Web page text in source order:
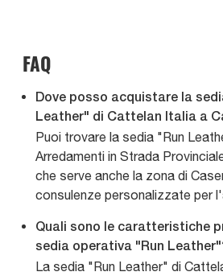
FAQ
Dove posso acquistare la
Leather" di Cattelan Italia a
Puoi trovare la sedia "Run
Arredamenti in Strada
che serve anche la zona di
consulenze personalizzate per
Quali sono le caratteristiche
sedia operativa "Run
La sedia "Run Leather" di